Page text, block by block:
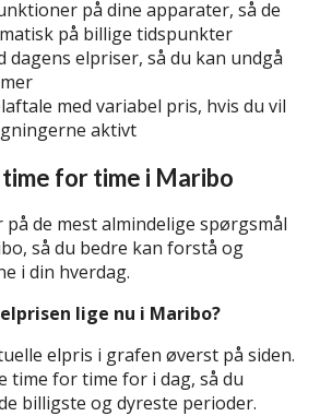
på dine apparater, så de
på billige tidspunkter
dagens elpriser, så du kan undgå
med variabel pris, hvis du vil
aktivt
time for time i Maribo
på de mest almindelige spørgsmål
så du bedre kan forstå og
i din hverdag.
lige nu i Maribo?
elpris i grafen øverst på siden.
time for time for i dag, så du
billigste og dyreste perioder.